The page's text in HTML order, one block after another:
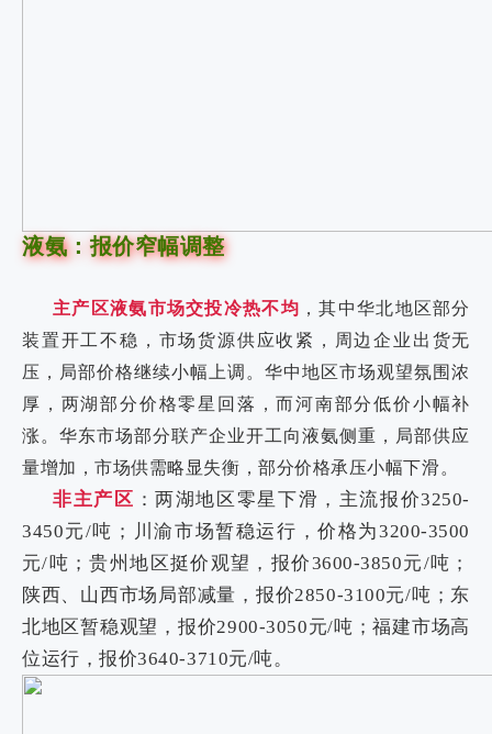
液氨：报价窄幅调整
主产区液氨市场交投冷热不均 ，其中华北地区部分
装置开工不稳，市场货源供应收紧，周边企业出货无
压，局部价格继续小幅上调。华中地区市场观望氛围浓
厚，两湖部分价格零星回落，而河南部分低价小幅补
涨。华东市场部分联产企业开工向液氨侧重，局部供应
量增加，市场供需略显失衡，部分价格承压小幅下滑。
非主产区 ：两湖地区零星下滑，主流报价3250-
3450元/吨；川渝市场暂稳运行，价格为3200-3500
元/吨；贵州地区挺价观望，报价3600-3850元/吨；
陕西、山西市场局部减量，报价2850-3100元/吨；东
北地区暂稳观望，报价2900-3050元/吨；福建市场高
位运行，报价3640-3710元/吨。